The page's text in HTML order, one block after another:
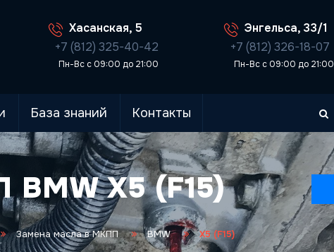
Хасанская, 5
+7 (812) 325-40-42
Пн-Вс с 09:00 до 21:00
Энгельса, 33/1
+7 (812) 326-18-07
Пн-Вс с 09:00 до 21:00
База знаний Контакты
X5 (F15)
Замена масла в МКПП BMW X5 (F15)